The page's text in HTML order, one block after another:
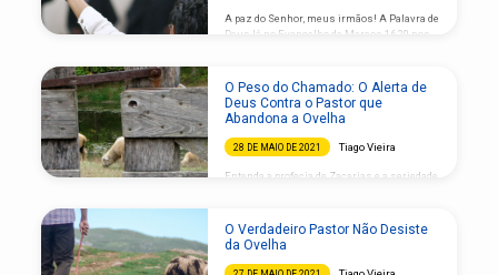
A paz do Senhor, meus irmãos! A Palavra de
Deus lá no Evangelho de Marcos 16.20 nos
cooperando com eles o Senhor e
confirmando a palavra com os sinais que se
seguiram”. Esse versículo nos mostra uma
marca linda do avivamento espiritual:
quando a igreja prega, Deus confirma a Sua
obra no nosso meio com sinais e
maravilhas! Mas, afinal, o que é o
O Peso do Chamado: O Alerta de
Deus Contra o Pastor que
Abandona a Ovelha
28 DE MAIO DE 2021 Tiago Vieira
Entenda a profecia de Zacarias e a seriedade
continuidade ao nosso estudo sobre o
ministério pastoral, precisamos olhar
também para um alerta muito sério que a
Palavra de Deus nos traz. Lá no livro do
O Verdadeiro Pastor Não Desiste
da Ovelha